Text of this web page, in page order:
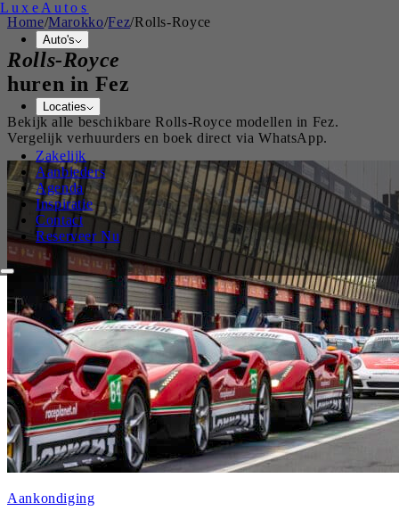
Luxe Autos
Auto's
Locaties
Zakelijk
Aanbieders
Agenda
Inspiratie
Contact
Reserveer Nu
Home/Marokko/Fez/Rolls-Royce
Rolls-Royce
huren in Fez
Bekijk alle beschikbareRolls-Royce modellen in Fez.
Vergelijk verhuurders en boek direct via WhatsApp.
Aankondiging